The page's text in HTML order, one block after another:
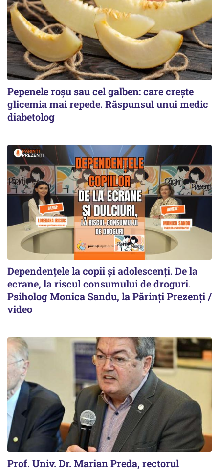
Pepenele roșu sau cel galben: care crește
glicemia mai repede. Răspunsul unui medic
diabetolog
Dependențele la copii și adolescenți. De la
ecrane, la riscul consumului de droguri.
Psiholog Monica Sandu, la Părinți Prezenți /
video
Prof. Univ. Dr. Marian Preda, rectorul